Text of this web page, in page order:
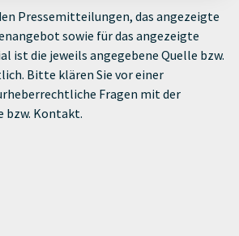
Pressemitteilungen, das angezeigte
sowie für das angezeigte
ist die jeweils angegebene Quelle bzw.
Bitte klären Sie vor einer
Fragen mit der
bzw. Kontakt.